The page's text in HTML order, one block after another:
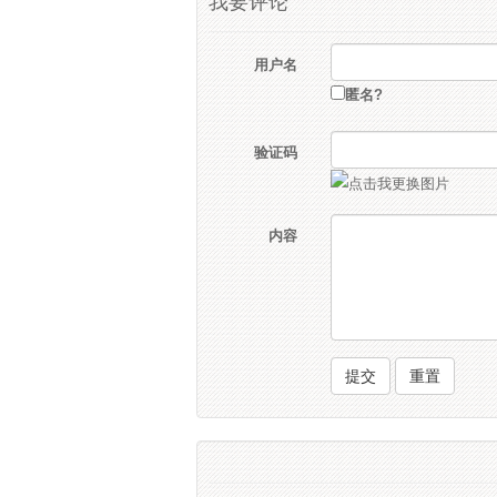
用户名
匿名?
验证码
内容
提交 重置